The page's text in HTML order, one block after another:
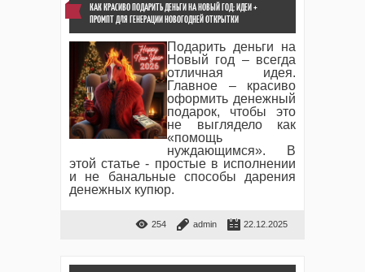
КАК КРАСИВО ПОДАРИТЬ ДЕНЬГИ НА НОВЫЙ ГОД: ИДЕИ +
ПРОМПТ ДЛЯ ГЕНЕРАЦИИ НОВОГОДНЕЙ ОТКРЫТКИ
Подарить деньги на
Новый год – всегда
отличная идея.
Главное – красиво
оформить денежный
подарок, чтобы это
не выглядело как
«помощь
нуждающимся». В
этой статье - простые в исполнении
и не банальные способы дарения
денежных купюр.
254 admin 22.12.2025